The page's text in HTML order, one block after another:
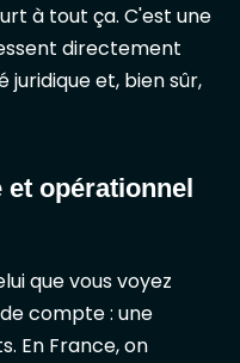
à tout ça. C'est une
directement
et, bien sûr,
et opérationnel
que vous voyez
compte : une
En France, on